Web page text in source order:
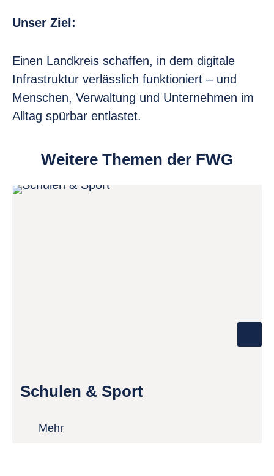
Unser Ziel:
Einen Landkreis schaffen, in dem digitale
Infrastruktur verlässlich funktioniert – und
Menschen, Verwaltung und Unternehmen im
Alltag spürbar entlastet.
Weitere Themen der FWG
Schulen & Sport
Mehr